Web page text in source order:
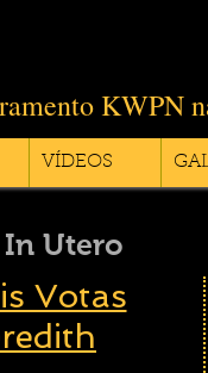
KWPN
VÍDEOS
In Utero
Votas